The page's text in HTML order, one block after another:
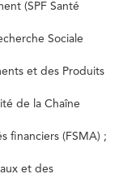
(SPF Santé
Sociale
et des Produits
de la Chaîne
financiers (FSMA) ;
et des